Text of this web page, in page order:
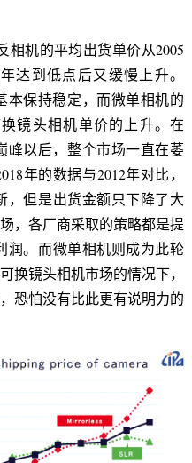
相机的平均出货单价从2005
达到低点后又缓慢上升。
本保持稳定，而微单相机的
镜头相机单价的上升。在
峰以后，整个市场一直在萎
年的数据与2012年对比，
，但是出货金额只下降了大
，各厂商采取的策略都是提
润。而微单相机则成为此轮
换镜头相机市场的情况下，
恐怕没有比此更有说明力的